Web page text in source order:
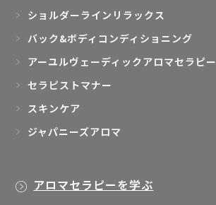
ショルダーラインリラックス
バック&ボディコンディショニング
アーユルヴェーディックアロマセラピー
セラピストマナー
スキンケア
ジャパニーズアロマ
アロマセラピーを学ぶ